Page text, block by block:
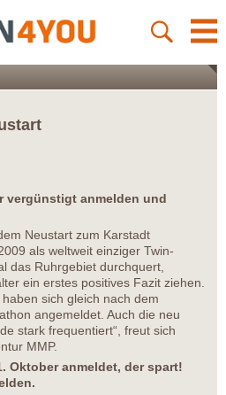
vergünstigt anmelden und
Neustart zum Karstadt
als weltweit einziger Twin-
das Ruhrgebiet durchquert,
ein erstes positives Fazit ziehen.
sich gleich nach dem
angemeldet. Auch die neu
stark frequentiert“, freut sich
MMP.
Oktober anmeldet, der spart!